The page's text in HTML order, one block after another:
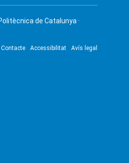
de Catalunya ·
Contacte Accessibilitat Avís legal